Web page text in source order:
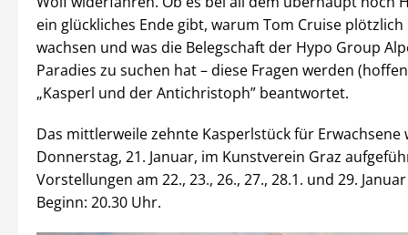
ein glückliches Ende gibt, warum Tom Cruise
wachsen und was die Belegschaft der Hypo Group
Paradies zu suchen hat – diese Fragen werden
„Kasperl und der Antichristoph” beantwortet.
Das mittlerweile zehnte Kasperlstück für Erwachsene
Donnerstag, 21. Januar, im Kunstverein Graz
Vorstellungen am 22., 23., 26., 27., 28.1. und 29. Januar
Beginn: 20.30 Uhr.